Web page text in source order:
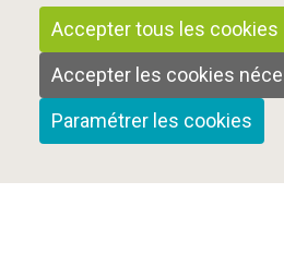
Accepter tous les cookies
Accepter les cookies
Paramétrer les cookies